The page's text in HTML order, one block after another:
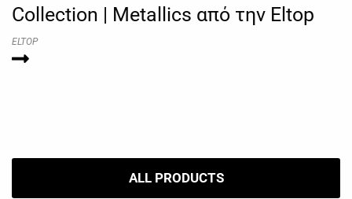
Collection | Metallics από την Eltop
ELTOP
ALL PRODUCTS